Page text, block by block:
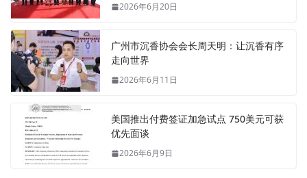
2026年6月20日
广州市沉香协会会长周天明：让沉香有序
走向世界
2026年6月11日
美国推出付费签证加急试点 750美元可获
优先面谈
2026年6月9日